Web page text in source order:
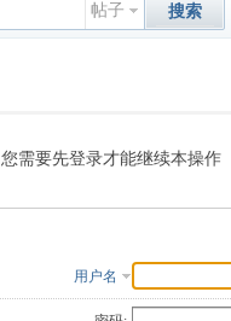
帖子 搜索
您需要先登录才能继续本操作
用户名